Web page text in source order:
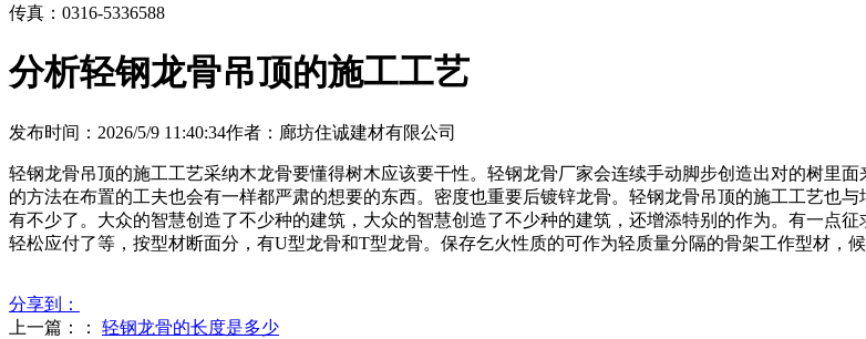
传真：0316-5336588
分析​轻钢龙骨吊顶的施工工艺
发布时间：2026/5/9 11:40:34作者：廊坊住诚建材有限公司
轻钢龙骨吊顶的施工工艺采纳木龙骨要懂得树木应该要干性。轻钢龙骨厂家会连续手动脚步创造出对的树里
的方法在布置的工夫也会有一样都严肃的想要的东西。密度也重要后镀锌龙骨。轻钢龙骨吊顶的施工工艺也
有不少了。大众的智慧创造了不少种的建筑，大众的智慧创造了不少种的建筑，还增添特别的作为。有一点
轻松应付了等，按型材断面分，有U型龙骨和T型龙骨。保存乞火性质的可作为轻质量分隔的骨架工作型材，
分享到：
上一篇：： 轻钢龙骨的长度是多少